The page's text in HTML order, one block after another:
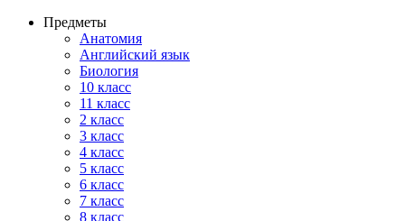
Предметы
Анатомия
Английский язык
Биология
10 класс
11 класс
2 класс
3 класс
4 класс
5 класс
6 класс
7 класс
8 класс